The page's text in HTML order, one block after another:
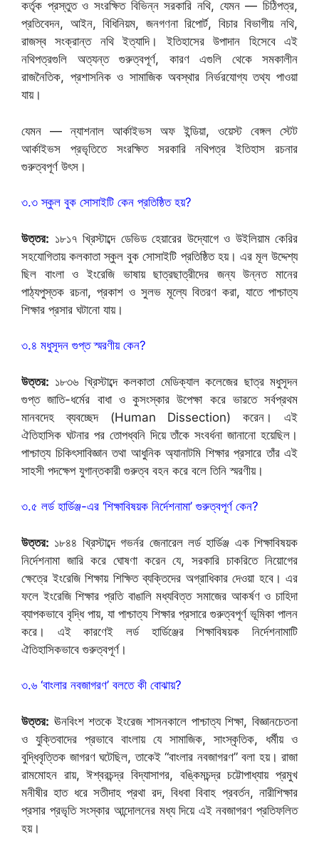
কর্তৃক প্রস্তুত ও সংরক্ষিত বিভিন্ন সরকারি নথি, যেমন — চিঠিপত্র,
প্রতিবেদন, আইন, বিধিনিয়ম, জনগণনা রিপোর্ট, বিচার বিভাগীয় নথি,
রাজস্ব সংক্রান্ত নথি ইত্যাদি। ইতিহাসের উপাদান হিসেবে এই
নথিপত্রগুলি অত্যন্ত গুরুত্বপূর্ণ, কারণ এগুলি থেকে সমকালীন
রাজনৈতিক, প্রশাসনিক ও সামাজিক অবস্থার নির্ভরযোগ্য তথ্য পাওয়া
যায়।
যেমন — ন্যাশনাল আর্কাইভস অফ ইন্ডিয়া, ওয়েস্ট বেঙ্গল স্টেট
আর্কাইভস প্রভৃতিতে সংরক্ষিত সরকারি নথিপত্র ইতিহাস রচনার
গুরুত্বপূর্ণ উৎস।
৩.৩ স্কুল বুক সোসাইটি কেন প্রতিষ্ঠিত হয়?
উত্তর: ১৮১৭ খ্রিস্টাব্দে ডেভিড হেয়ারের উদ্যোগে ও উইলিয়াম কেরির
সহযোগিতায় কলকাতা স্কুল বুক সোসাইটি প্রতিষ্ঠিত হয়। এর মূল উদ্দেশ্য
ছিল বাংলা ও ইংরেজি ভাষায় ছাত্রছাত্রীদের জন্য উন্নত মানের
পাঠ্যপুস্তক রচনা, প্রকাশ ও সুলভ মূল্যে বিতরণ করা, যাতে পাশ্চাত্য
শিক্ষার প্রসার ঘটানো যায়।
৩.৪ মধুসূদন গুপ্ত স্মরণীয় কেন?
উত্তর: ১৮৩৬ খ্রিস্টাব্দে কলকাতা মেডিক্যাল কলেজের ছাত্র মধুসূদন
গুপ্ত জাতি-ধর্মের বাধা ও কুসংস্কার উপেক্ষা করে ভারতে সর্বপ্রথম
মানবদেহ ব্যবচ্ছেদ (Human Dissection) করেন। এই
ঐতিহাসিক ঘটনার পর তোপধ্বনি দিয়ে তাঁকে সংবর্ধনা জানানো হয়েছিল।
পাশ্চাত্য চিকিৎসাবিজ্ঞান তথা আধুনিক অ্যানাটমি শিক্ষার প্রসারে তাঁর এই
সাহসী পদক্ষেপ যুগান্তকারী গুরুত্ব বহন করে বলে তিনি স্মরণীয়।
৩.৫ লর্ড হার্ডিঞ্জ-এর ‘শিক্ষাবিষয়ক নির্দেশনামা’ গুরুত্বপূর্ণ কেন?
উত্তর: ১৮৪৪ খ্রিস্টাব্দে গভর্নর জেনারেল লর্ড হার্ডিঞ্জ এক শিক্ষাবিষয়ক
নির্দেশনামা জারি করে ঘোষণা করেন যে, সরকারি চাকরিতে নিয়োগের
ক্ষেত্রে ইংরেজি শিক্ষায় শিক্ষিত ব্যক্তিদের অগ্রাধিকার দেওয়া হবে। এর
ফলে ইংরেজি শিক্ষার প্রতি বাঙালি মধ্যবিত্ত সমাজের আকর্ষণ ও চাহিদা
ব্যাপকভাবে বৃদ্ধি পায়, যা পাশ্চাত্য শিক্ষার প্রসারে গুরুত্বপূর্ণ ভূমিকা পালন
করে। এই কারণেই লর্ড হার্ডিঞ্জের শিক্ষাবিষয়ক নির্দেশনামাটি
ঐতিহাসিকভাবে গুরুত্বপূর্ণ।
৩.৬ ‘বাংলার নবজাগরণ’ বলতে কী বোঝায়?
উত্তর: ঊনবিংশ শতকে ইংরেজ শাসনকালে পাশ্চাত্য শিক্ষা, বিজ্ঞানচেতনা
ও যুক্তিবাদের প্রভাবে বাংলায় যে সামাজিক, সাংস্কৃতিক, ধর্মীয় ও
বুদ্ধিবৃত্তিক জাগরণ ঘটেছিল, তাকেই “বাংলার নবজাগরণ” বলা হয়। রাজা
রামমোহন রায়, ঈশ্বরচন্দ্র বিদ্যাসাগর, বঙ্কিমচন্দ্র চট্টোপাধ্যায় প্রমুখ
মনীষীর হাত ধরে সতীদাহ প্রথা রদ, বিধবা বিবাহ প্রবর্তন, নারীশিক্ষার
প্রসার প্রভৃতি সংস্কার আন্দোলনের মধ্য দিয়ে এই নবজাগরণ প্রতিফলিত
হয়।